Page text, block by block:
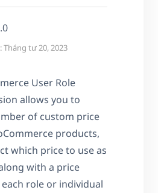
Tháng tư 20, 2023
User Role
allows you to
of custom price
products,
which price to use as
with a price
role or individual